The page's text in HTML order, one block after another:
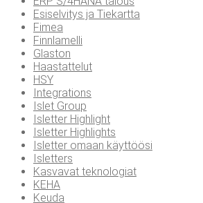
Esiselvitys ja Tiekartta
Fimea
Finnlamelli
Glaston
Haastattelut
HSY
Integrations
Islet Group
Isletter Highlight
Isletter Highlights
Isletter omaan käyttöösi
Isletters
Kasvavat teknologiat
KEHA
Keuda